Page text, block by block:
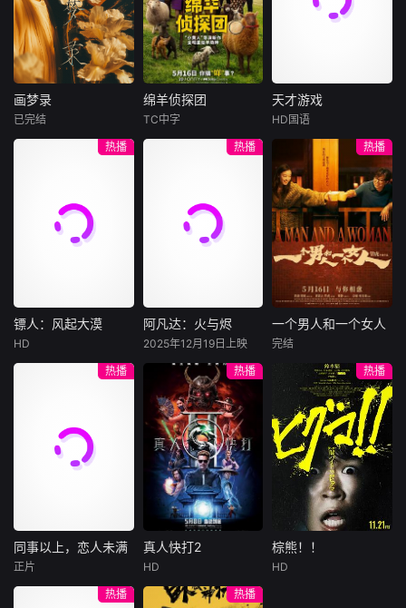
凭现场足迹与痕迹
精准锁凶，追凶途
中接连牵出牧民灭
口、矿场内鬼、信
用社惊天劫案，亡
命团伙内讧反杀、
边境
认可的才华。他们
来自不同的地方，
却有一个共同的愿
望“出人头地”。在
经过几段荒唐的创
业求职后，他们选
择了逃离。从都市
到县城再到无人
区。这是一部关于
家庭，事业的时
候，他们依旧像没
有长大的孩子。可
一个轨道。他们开
始慌张，计划逃
一般，指责对方的
背叛，同时谁也无
法忘记那些美好的
时光。
满利益的城市，子
风十分迷茫，机缘
颖，武官总被阿龙
来捣乱，
画梦录
许雁真，意外与身
陷危局的融汇银行
总账姜心羽产生交
将国宝名画低价卖
给外国人，许雁真
仿造名画、偷天换
的夹缝间巧妙周
旋，共历险阻，破
解重重困境。
画梦录
已完结
绵羊侦探团
（休·杰克曼饰）最
爱给羊群读侦探小
说，没想到自己有
人貌似都有犯罪动
机。警察毫无头绪
“不务正业”迈出牧
场，追查牧羊人“躺
平
绵羊侦探团
TC中字
天才游戏
李蔓瑄
穷途末路的天才少
年刘全龙（彭昱畅
饰），被偏执富家
公子陈伦（丁禹兮
饰）选中，被迫踏
入一场为他量身打
造的“换命游戏”。
豪华别墅、名车名
表、神秘女友全部
备齐，在陈伦的精
瞬间拥有顶配人
生。
天才游戏
HD国语
热播
镖人：风起大漠
族等多方势力盘根
错节、暗潮涌动。
“天字第二号逃犯”
安。不料，他们的
护送对象竟是“天字
郎……天下熙熙皆
镖人：风起大漠
HD
热播
阿凡达：火与烬
佐伊·索尔达娜
西格妮·韦弗
影片聚焦杰克·萨利
与奈蒂莉一家的命
运起伏，在前作的
情感余波之上，深
刻描绘一个家族在
战火中如何成长、
并共同守护血脉相
连的情感纽带的历
程，从而将故事推
维度。此外，潘多
阿凡达：火与烬
2025年12月19日上映
热播
一个男人和一个女人
周汉宁
男人（黄渤
饰）和女人（倪妮
饰）飞机同时落
地，入住同一家酒
店，成为一墙之隔
的邻居。不够隔音
的房间暴露了男人
和女人因生活暂停
陷入的困境，健
康、家庭、婚姻、
一个男人和一个女人
完结
热播
同事以上，恋人未满
同事以上，恋人未满
正片
热播
真人快打2
阿德莱恩·鲁道夫
真人快打2
HD
热播
棕熊！！
棕熊！！
HD
热播
热播